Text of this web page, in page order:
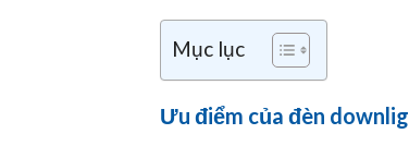
Mục lục
Ưu điểm của đèn